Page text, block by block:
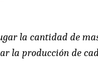
la cantidad de
la producción de